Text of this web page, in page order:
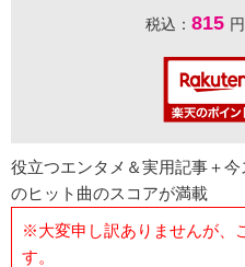
税込： 815
役立つエンタメ＆実用記事＋
のヒット曲のスコアが満載
※大変申し訳ありませんが、
す。